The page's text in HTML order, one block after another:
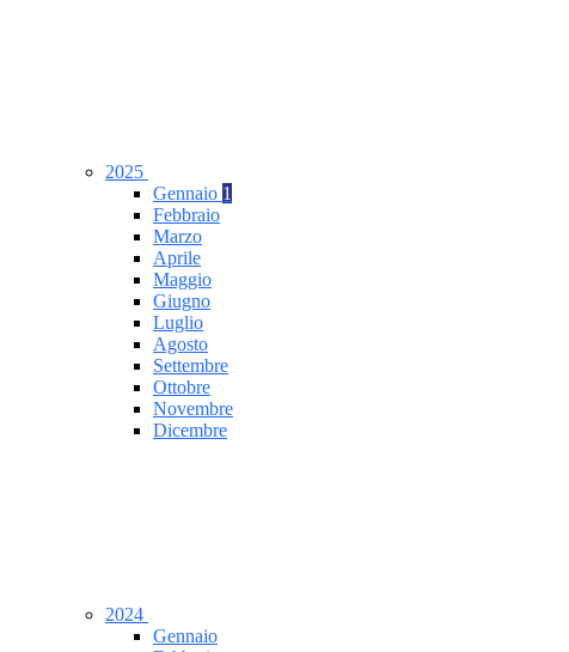
2025
Gennaio 1
Febbraio
Marzo
Aprile
Maggio
Giugno
Luglio
Agosto
Settembre
Ottobre
Novembre
Dicembre
2024
Gennaio